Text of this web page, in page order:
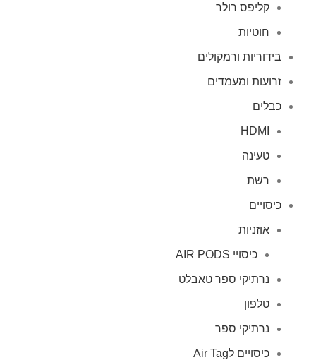
קליפס רולר
חוטיות
בידוריות ורמקולים
זרועות ומעמדים
כבלים
HDMI
טעינה
רשת
כיסויים
אוזניות
כיסויי AIR PODS
נרתיקי ספר טאבלט
טלפון
נרתיקי ספר
כיסויים לAir Tag